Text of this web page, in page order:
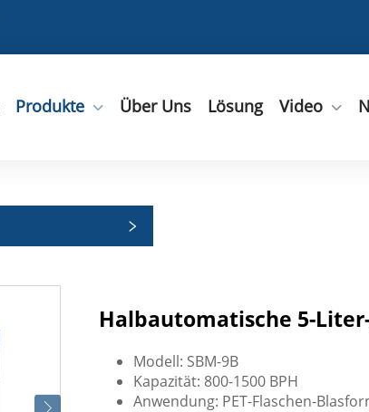
Produkte Über Uns Lösung Video
Halbautomatische 5-
Modell: SBM-9B
Kapazität: 800-1500 BPH
Anwendung: PET-Flaschen-